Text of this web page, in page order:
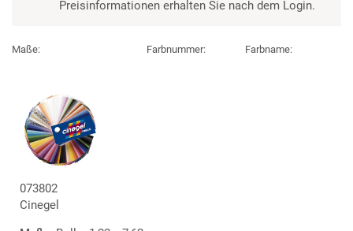
Preisinformationen erhalten Sie nach dem Login.
Maße: Farbnummer: Farbname:
073802
Cinegel